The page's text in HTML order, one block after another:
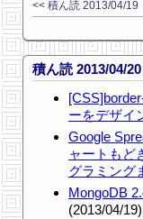
<< 積ん読 2013/04/19
積ん読 2013/04/20
ーをデザイ
Google
ャートもど
グラミング
MongoDB
(2013/04/19)